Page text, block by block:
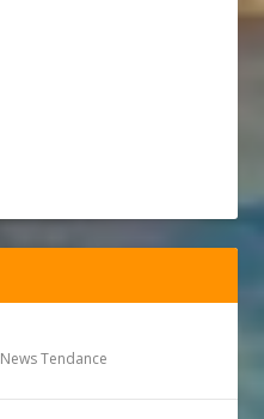
News Tendance